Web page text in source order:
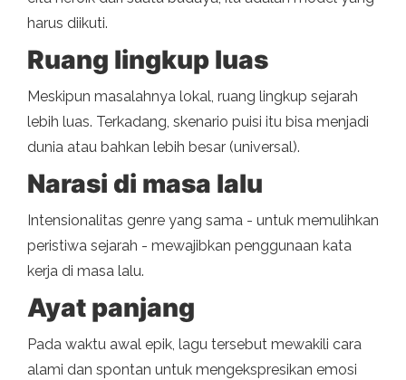
harus diikuti.
Ruang lingkup luas
Meskipun masalahnya lokal, ruang lingkup sejarah
lebih luas. Terkadang, skenario puisi itu bisa menjadi
dunia atau bahkan lebih besar (universal).
Narasi di masa lalu
Intensionalitas genre yang sama - untuk memulihkan
peristiwa sejarah - mewajibkan penggunaan kata
kerja di masa lalu.
Ayat panjang
Pada waktu awal epik, lagu tersebut mewakili cara
alami dan spontan untuk mengekspresikan emosi